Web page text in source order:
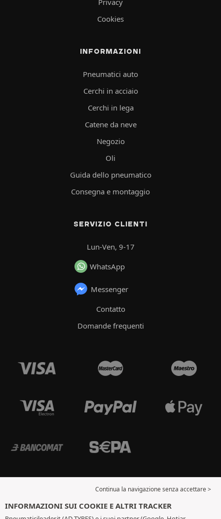
Cookies
INFORMAZIONI
Pneumatici auto
Cerchi in acciaio
Cerchi in lega
Catene da neve
Negozio
Oli
Guida dello pneumatico
Consegna e montaggio
SERVIZIO CLIENTI
Lun-Ven, 9-17
WhatsApp
Messenger
Contatto
Domande frequenti
Continua la navigazione senza accettare >
INFORMAZIONI SUI COOKIE E ALTRI TRACKER